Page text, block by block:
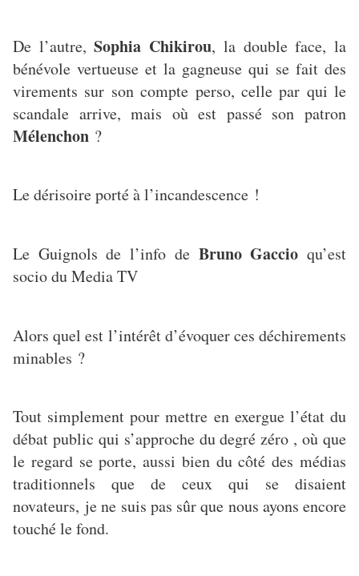
De l’autre,Sophia Chikirou, la double face, la
bénévole vertueuse et la gagneuse qui se fait des
virements sur son compte perso, celle par qui le
scandale arrive, mais où est passé son patron
Mélenchon ?
Le dérisoire porté à l’incandescence !
Le Guignols de l’info de Bruno Gaccio qu’est
socio du Media TV
Alors quel est l’intérêt d’évoquer ces déchirements
minables ?
Tout simplement pour mettre en exergue l’état du
débat public qui s’approche du degré zéro , où que
le regard se porte, aussi bien du côté des médias
traditionnels que de ceux qui se disaient
novateurs, je ne suis pas sûr que nous ayons encore
touché le fond.